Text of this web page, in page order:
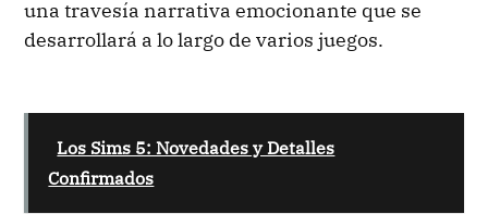
una travesía narrativa emocionante que se
desarrollará a lo largo de varios juegos.
Los Sims 5: Novedades y Detalles
Confirmados